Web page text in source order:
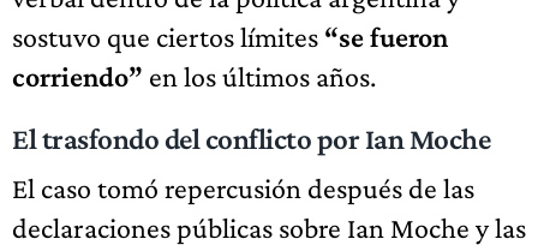
sostuvo que ciertos límites “se fueron
corriendo” en los últimos años.
El trasfondo del conflicto por Ian Moche
El caso tomó repercusión después de las
declaraciones públicas sobre Ian Moche y las